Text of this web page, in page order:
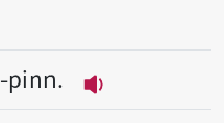
pinn.
播放音讀Bé